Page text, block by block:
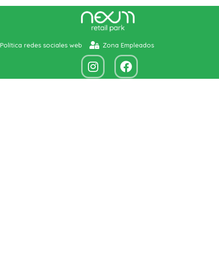
Política redes sociales web Zona Empleados